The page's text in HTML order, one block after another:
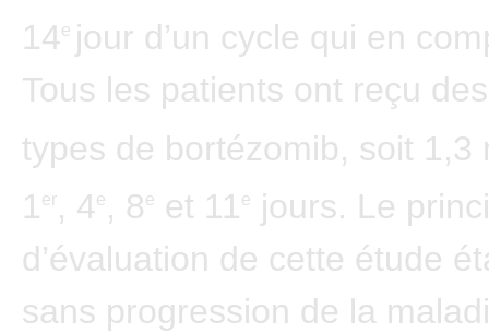
14e jour d’un cycle qui en
Tous les patients ont reçu
types de bortézomib, soit 1,3
1er, 4e , 8e et 11e
jours. Le
d’évaluation de cette étude
sans progression de la